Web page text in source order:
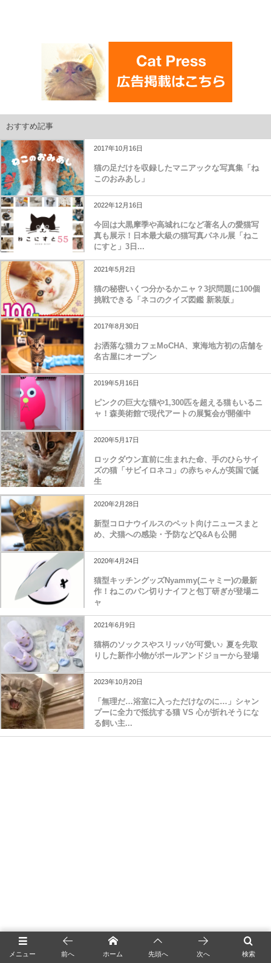
おすすめ記事
2017年10月16日
猫の足だけを収録したマニアックな写真集「ね
このおみあし」
2022年12月16日
今回は大黒摩季や高城れになど著名人の愛猫写
真も展示！日本最大級の猫写真パネル展「ねこ
にすと」3日...
2021年5月2日
猫の秘密いくつ分かるかニャ？3択問題に100個
挑戦できる「ネコのクイズ図鑑 新装版」
2017年8月30日
お洒落な猫カフェMoCHA、東海地方初の店舗を
名古屋にオープン
2019年5月16日
ピンクの巨大な猫や1,300匹を超える猫もいるニ
ャ！森美術館で現代アートの展覧会が開催中
2020年5月17日
ロックダウン直前に生まれた命、手のひらサイ
ズの猫「サビイロネコ」の赤ちゃんが英国で誕
生
2020年2月28日
新型コロナウイルスのペット向けニュースまと
め、犬猫への感染・予防などQ&Aも公開
2020年4月24日
猫型キッチングッズNyammy(ニャミー)の最新
作！ねこのパン切りナイフと包丁研ぎが登場ニ
ャ
2021年6月9日
猫柄のソックスやスリッパが可愛い♪ 夏を先取
りした新作小物がポールアンドジョーから登場
2023年10月20日
「無理だ…浴室に入っただけなのに…」シャン
プーに全力で抵抗する猫 VS 心が折れそうにな
る飼い主...
メニュー 検索
前へ ホーム 先頭へ 次へ